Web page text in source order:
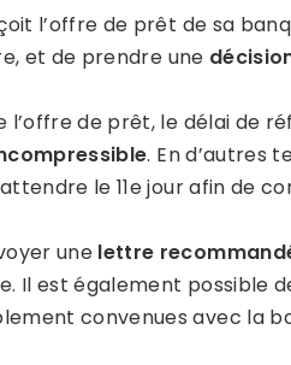
l’offre de prêt de sa
et de prendre une
de prêt, le délai de
. En d’autres
le 11e jour afin de
une lettre
Il est également possible
convenues avec la